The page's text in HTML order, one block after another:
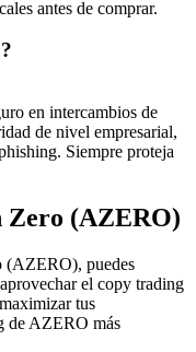
antes de comprar.
en intercambios de
de nivel empresarial,
Siempre proteja
Zero (AZERO)
(AZERO), puedes
el copy trading
tus
de AZERO más